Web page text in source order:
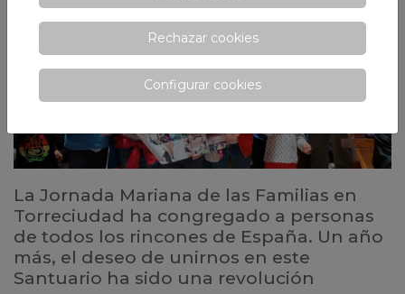
La Jornada Mariana de las Familias en
Torreciudad ha congregado a personas
de todos los rincones de España. Un año
más, el deseo de unirnos en este
Santuario ha sido una revolución
Rechazar cookies
Configurar cookies